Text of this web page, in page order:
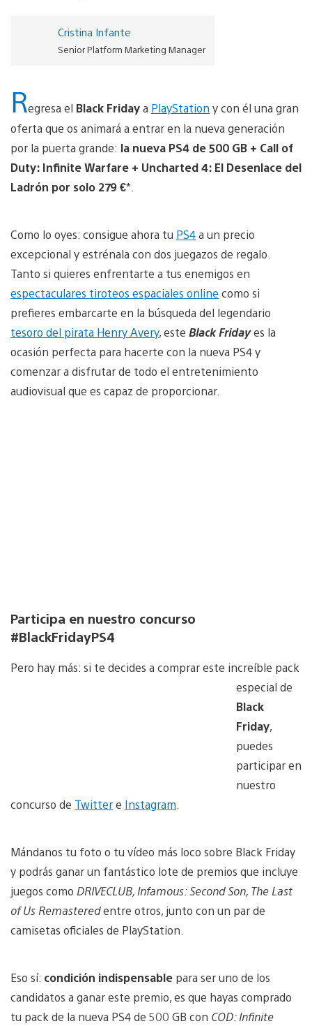
Cristina Infante
Senior Platform Marketing Manager
Regresa el Black Fridaya PlayStation y con él una gran
oferta que os animará a entrar en la nueva generación
por la puerta grande: la nueva PS4 de 500 GB + Call of
Duty: Infinite Warfare + Uncharted 4: El Desenlace del
Ladrón por solo 279 €*.
Como lo oyes: consigue ahora tu PS4a un precio
excepcional y estrénala con dos juegazos de regalo.
Tanto si quieres enfrentarte a tus enemigos en
espectaculares tiroteos espaciales online como si
prefieres embarcarte en la búsqueda del legendario
tesoro del pirata Henry Avery, este Black Fridayes la
ocasión perfecta para hacerte con la nueva PS4 y
comenzar a disfrutar de todo el entretenimiento
audiovisual que es capaz de proporcionar.
Participa en nuestro concurso
#BlackFridayPS4
Pero hay más: si te decides a comprar este increíble pack
especial de
Black
Friday,
puedes
participar en
nuestro
concurso de Twittere Instagram.
Mándanos tu foto o tu vídeo más loco sobre Black Friday
y podrás ganar un fantástico lote de premios que incluye
juegos como DRIVECLUB, Infamous: Second Son, The Last
of Us Remasteredentre otros, junto con un par de
camisetas oficiales de PlayStation.
Eso sí: condición indispensable para ser uno de los
candidatos a ganar este premio, es que hayas comprado
tu pack de la nueva PS4 de 500 GB con COD: Infinite